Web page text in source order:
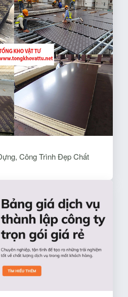
Công Trình Đẹp Chất